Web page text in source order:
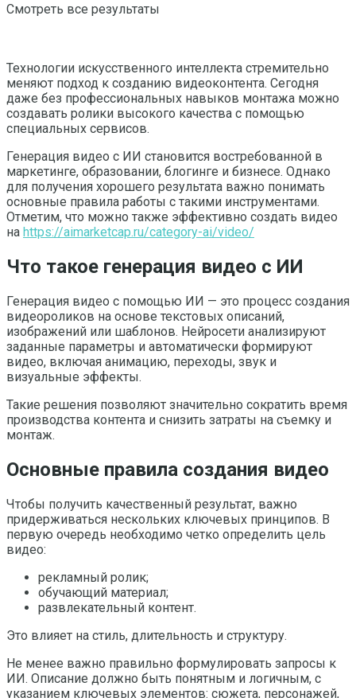
Смотреть все результаты
Технологии искусственного интеллекта стремительно
меняют подход к созданию видеоконтента. Сегодня
даже без профессиональных навыков монтажа можно
создавать ролики высокого качества с помощью
специальных сервисов.
Генерация видео с ИИ становится востребованной в
маркетинге, образовании, блогинге и бизнесе. Однако
для получения хорошего результата важно понимать
основные правила работы с такими инструментами.
Отметим, что можно также эффективно создать видео
на https://aimarketcap.ru/category-ai/video/
Что такое генерация видео с ИИ
Генерация видео с помощью ИИ — это процесс создания
видеороликов на основе текстовых описаний,
изображений или шаблонов. Нейросети анализируют
заданные параметры и автоматически формируют
видео, включая анимацию, переходы, звук и
визуальные эффекты.
Такие решения позволяют значительно сократить время
производства контента и снизить затраты на съемку и
монтаж.
Основные правила создания видео
Чтобы получить качественный результат, важно
придерживаться нескольких ключевых принципов. В
первую очередь необходимо четко определить цель
видео:
рекламный ролик;
обучающий материал;
развлекательный контент.
Это влияет на стиль, длительность и структуру.
Не менее важно правильно формулировать запросы к
ИИ. Описание должно быть понятным и логичным, с
указанием ключевых элементов: сюжета, персонажей,